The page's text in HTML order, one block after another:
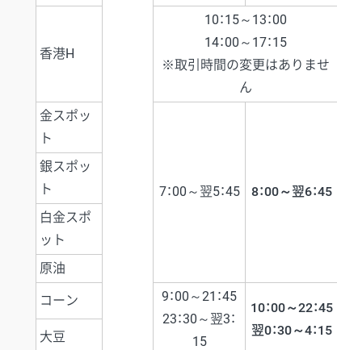
香港H
10：15～13：00
14：00～17：15
※取引時間の変更はありませ
ん
金スポッ
ト
7：00～翌5：45 8：00～翌6：45
銀スポッ
ト
白金スポ
ット
原油
コーン
9：00～21：45
23：30～翌3：
15
10：00～22：45
翌0：30～4：15
大豆